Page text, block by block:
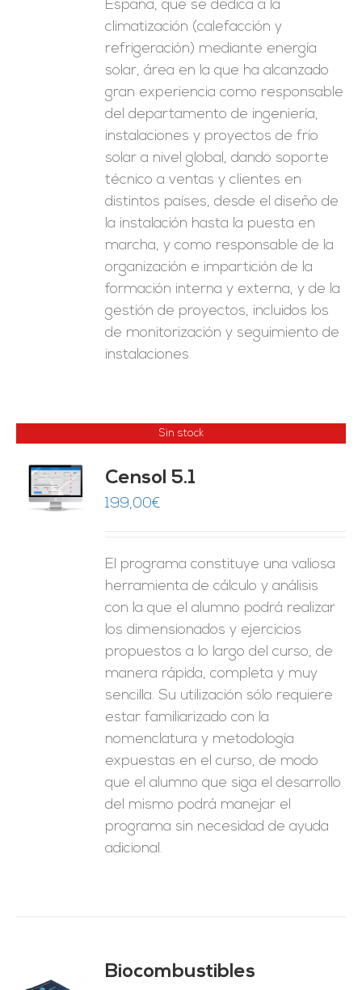
España, que se dedica a la
climatización (calefacción y
refrigeración) mediante energía
solar, área en la que ha alcanzado
gran experiencia como responsable
del departamento de ingeniería,
instalaciones y proyectos de frío
solar a nivel global, dando soporte
técnico a ventas y clientes en
distintos países, desde el diseño de
la instalación hasta la puesta en
marcha, y como responsable de la
organización e impartición de la
formación interna y externa, y de la
gestión de proyectos, incluidos los
de monitorización y seguimiento de
instalaciones.
Sin stock
Censol 5.1
199,00€
El programa constituye una valiosa
herramienta de cálculo y análisis
con la que el alumno podrá realizar
los dimensionados y ejercicios
propuestos a lo largo del curso, de
manera rápida, completa y muy
sencilla. Su utilización sólo requiere
estar familiarizado con la
nomenclatura y metodología
expuestas en el curso, de modo
que el alumno que siga el desarrollo
del mismo podrá manejar el
programa sin necesidad de ayuda
adicional.
Biocombustibles